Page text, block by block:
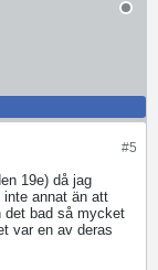
#5
19e) då jag
inte annat än att
det bad så mycket
var en av deras